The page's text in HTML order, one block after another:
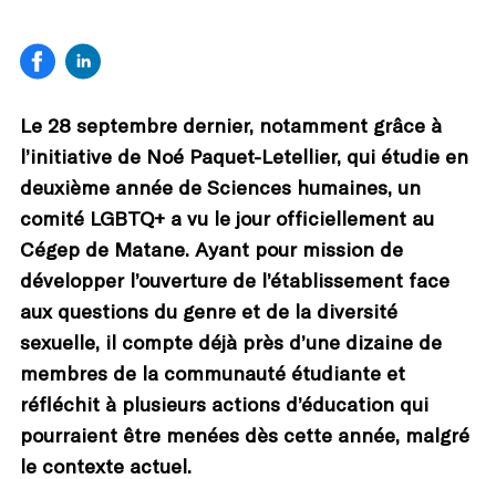
Le 28 septembre dernier, notamment grâce à
l’initiative de Noé Paquet-Letellier, qui étudie en
deuxième année de Sciences humaines, un
comité LGBTQ+ a vu le jour officiellement au
Cégep de Matane. Ayant pour mission de
développer l’ouverture de l’établissement face
aux questions du genre et de la diversité
sexuelle, il compte déjà près d’une dizaine de
membres de la communauté étudiante et
réfléchit à plusieurs actions d’éducation qui
pourraient être menées dès cette année, malgré
le contexte actuel.